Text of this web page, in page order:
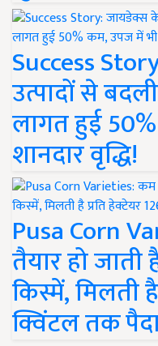
Success
उत्पादों से
लागत हुई
शानदार वृद्धि!
Pusa Corn
तैयार हो
किस्में, मिलती
क्विंटल तक